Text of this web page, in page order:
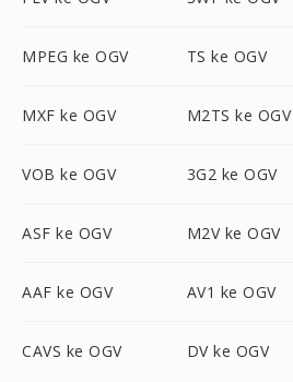
MPEG ke OGV TS ke OGV
MXF ke OGV M2TS ke OGV
VOB ke OGV 3G2 ke OGV
ASF ke OGV M2V ke OGV
AAF ke OGV AV1 ke OGV
CAVS ke OGV DV ke OGV